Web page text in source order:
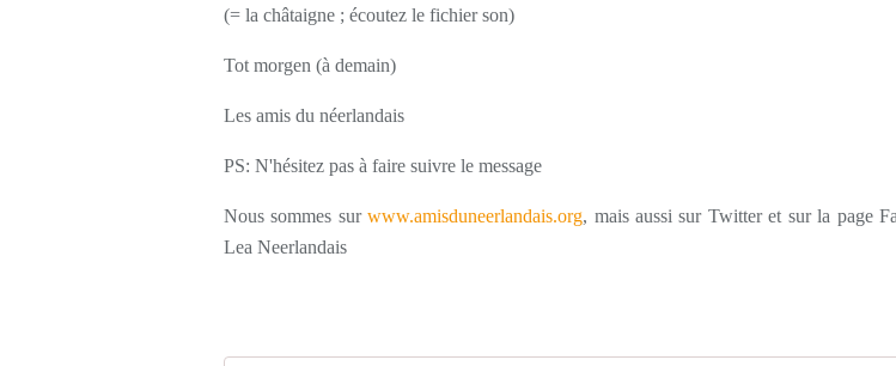
(= la châtaigne ; écoutez le fichier son)
Tot morgen (à demain)
Les amis du néerlandais
PS: N'hésitez pas à faire suivre le message
Nous sommes surwww.amisduneerlandais.org, mais aussi sur Twitter et sur la page
Lea Neerlandais